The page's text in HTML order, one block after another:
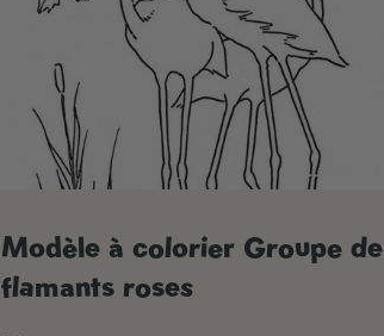
Modèle à colorier Groupe de
flamants roses